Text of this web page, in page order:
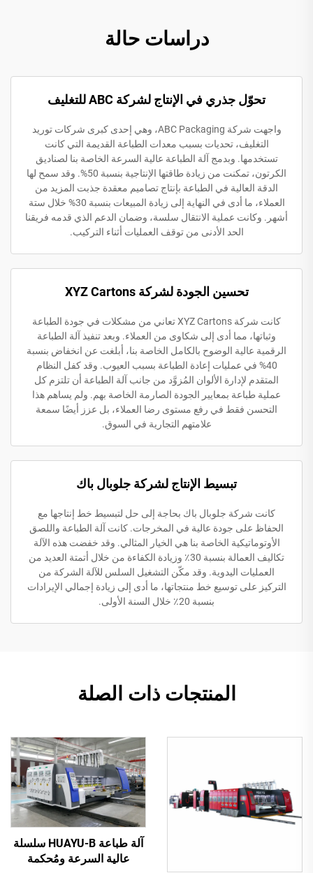
دراسات حالة
تحوّل جذري في الإنتاج لشركة ABC للتغليف
واجهت شركة ABC Packaging، وهي إحدى كبرى شركات توريد
التغليف، تحديات بسبب معدات الطباعة القديمة التي كانت
تستخدمها. وبدمج آلة الطباعة عالية السرعة الخاصة بنا لصناديق
الكرتون، تمكنت من زيادة طاقتها الإنتاجية بنسبة 50%. وقد سمح لها
الدقة العالية في الطباعة بإنتاج تصاميم معقدة جذبت المزيد من
العملاء، ما أدى في النهاية إلى زيادة المبيعات بنسبة 30% خلال ستة
أشهر. وكانت عملية الانتقال سلسة، وضمان الدعم الذي قدمه فريقنا
الحد الأدنى من توقف العمليات أثناء التركيب.
تحسين الجودة لشركة XYZ Cartons
كانت شركة XYZ Cartons تعاني من مشكلات في جودة الطباعة
وثباتها، مما أدى إلى شكاوى من العملاء. وبعد تنفيذ آلة الطباعة
الرقمية عالية الوضوح بالكامل الخاصة بنا، أبلغت عن انخفاض بنسبة
40% في عمليات إعادة الطباعة بسبب العيوب. وقد كفل النظام
المتقدم لإدارة الألوان المُزوَّد من جانب آلة الطباعة أن تلتزم كل
عملية طباعة بمعايير الجودة الصارمة الخاصة بهم. ولم يساهم هذا
التحسن فقط في رفع مستوى رضا العملاء، بل عزز أيضًا سمعة
علامتهم التجارية في السوق.
تبسيط الإنتاج لشركة جلوبال باك
كانت شركة جلوبال باك بحاجة إلى حل لتبسيط خط إنتاجها مع
الحفاظ على جودة عالية في المخرجات. كانت آلة الطباعة واللصق
الأوتوماتيكية الخاصة بنا هي الخيار المثالي. وقد خفضت هذه الآلة
تكاليف العمالة بنسبة 30٪ وزيادة الكفاءة من خلال أتمتة العديد من
العمليات اليدوية. وقد مكّن التشغيل السلس للآلة الشركة من
التركيز على توسيع خط منتجاتها، ما أدى إلى زيادة إجمالي الإيرادات
بنسبة 20٪ خلال السنة الأولى.
المنتجات ذات الصلة
آلة طباعة HUAYU-B سلسلة
عالية السرعة ومُحكمة